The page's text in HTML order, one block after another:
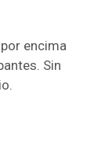
encima
Sin